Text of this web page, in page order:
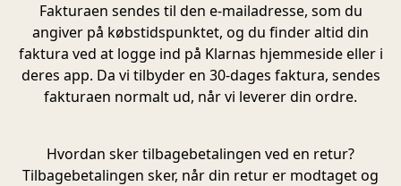
Fakturaen sendes til den e-mailadresse, som du
angiver på købstidspunktet, og du finder altid din
faktura ved at logge ind på Klarnas hjemmeside eller i
deres app. Da vi tilbyder en 30-dages faktura, sendes
fakturaen normalt ud, når vi leverer din ordre.
Hvordan sker tilbagebetalingen ved en retur?
Tilbagebetalingen sker, når din retur er modtaget og